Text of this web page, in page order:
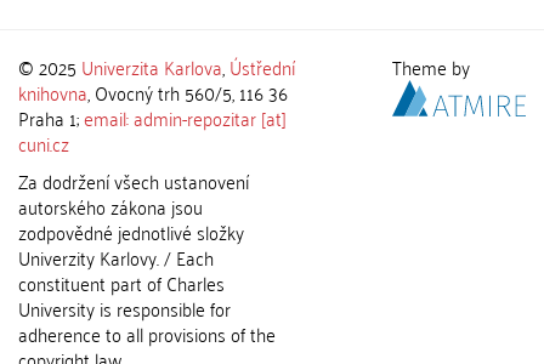
© 2025 Univerzita Karlova,Ústřední
knihovna, Ovocný trh 560/5, 116 36
Praha 1;email: admin-repozitar [at]
cuni.cz
Za dodržení všech ustanovení
autorského zákona jsou
zodpovědné jednotlivé složky
Univerzity Karlovy. / Each
constituent part of Charles
University is responsible for
adherence to all provisions of the
Theme by